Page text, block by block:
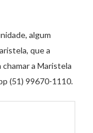
algum
que a
a Maristela
(51) 99670-1110.